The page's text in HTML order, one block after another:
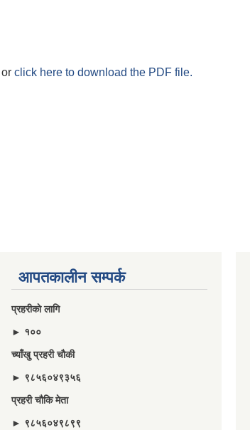
or click here to download the PDF file.
आपतकालीन सम्पर्क
प्रहरीकाे लागि
► १००
च्याँखु प्रहरी चाैकी
► ९८५६०४९३५६
प्रहरी चौकि मेता
► ९८५६०४९८९९